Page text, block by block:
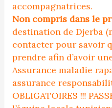
accompagnatrices.
Non compris dans le
destination de Djerba
contacter pour savoir
prendre afin d’avoir
Assurance maladie
assurance
OBLIGATOIRES !!!